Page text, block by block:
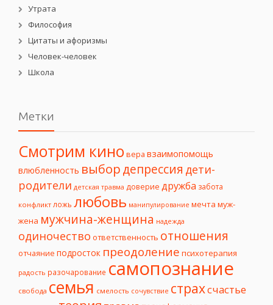
Утрата
Философия
Цитаты и афоризмы
Человек-человек
Школа
Метки
Смотрим кино вера взаимопомощь
влюбленность выбордепрессия дети-
родители детская травма доверие дружба забота
конфликт ложь любовь манипулирование мечта муж-
жена мужчина-женщина надежда
одиночество ответственность отношения
отчаяние подросток преодоление психотерапия
радость разочарование самопознание
свобода семья смелость сочувствие страхсчастье